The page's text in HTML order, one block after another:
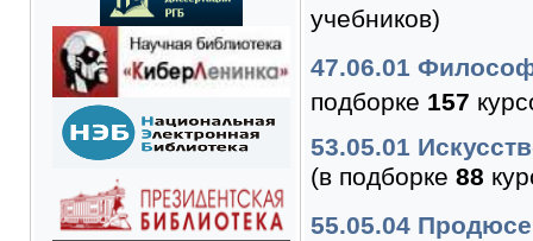
учебников)
47.06.01
подборке 157
53.05.01
(в подборке 88
55.05.04